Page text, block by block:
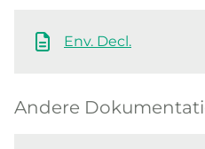
Env. Decl.
Andere